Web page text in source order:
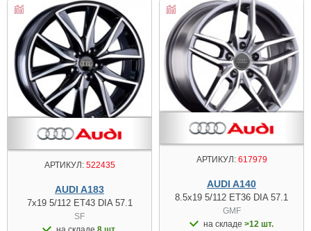
АРТИКУЛ:522435
AUDI A183
7x19 5/112 ET43 DIA 57.1
SF
АРТИКУЛ:617979
AUDI A140
8.5x19 5/112 ET36 DIA 57.1
GMF
на складе >12 шт.